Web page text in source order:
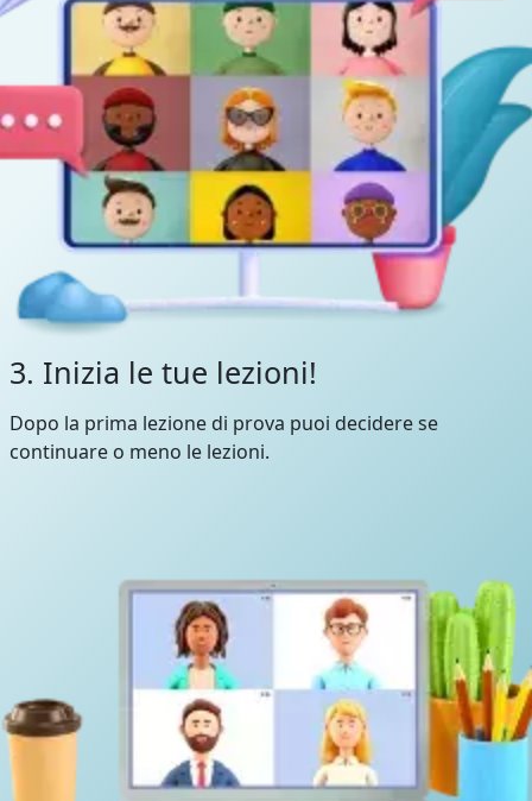
3. Inizia le tue lezioni!
Dopo la prima lezione di prova puoi decidere se
continuare o meno le lezioni.